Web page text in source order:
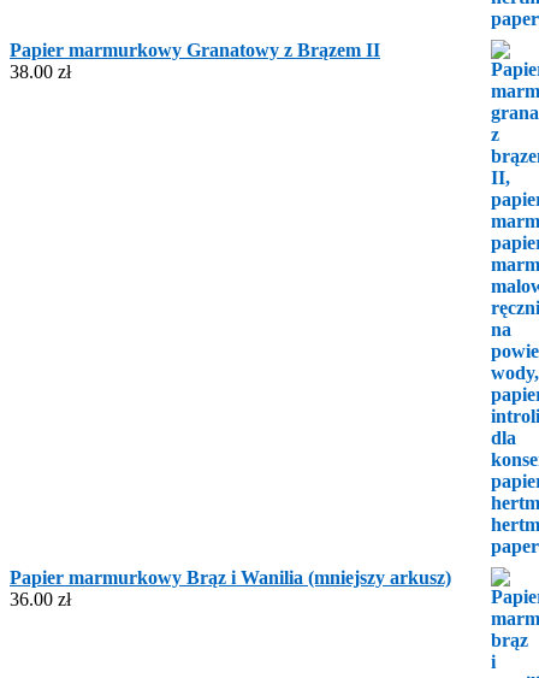
Papier marmurkowy Granatowy z Brązem II
38.00 zł
Papier marmurkowy Brąz i Wanilia (mniejszy arkusz)
36.00 zł